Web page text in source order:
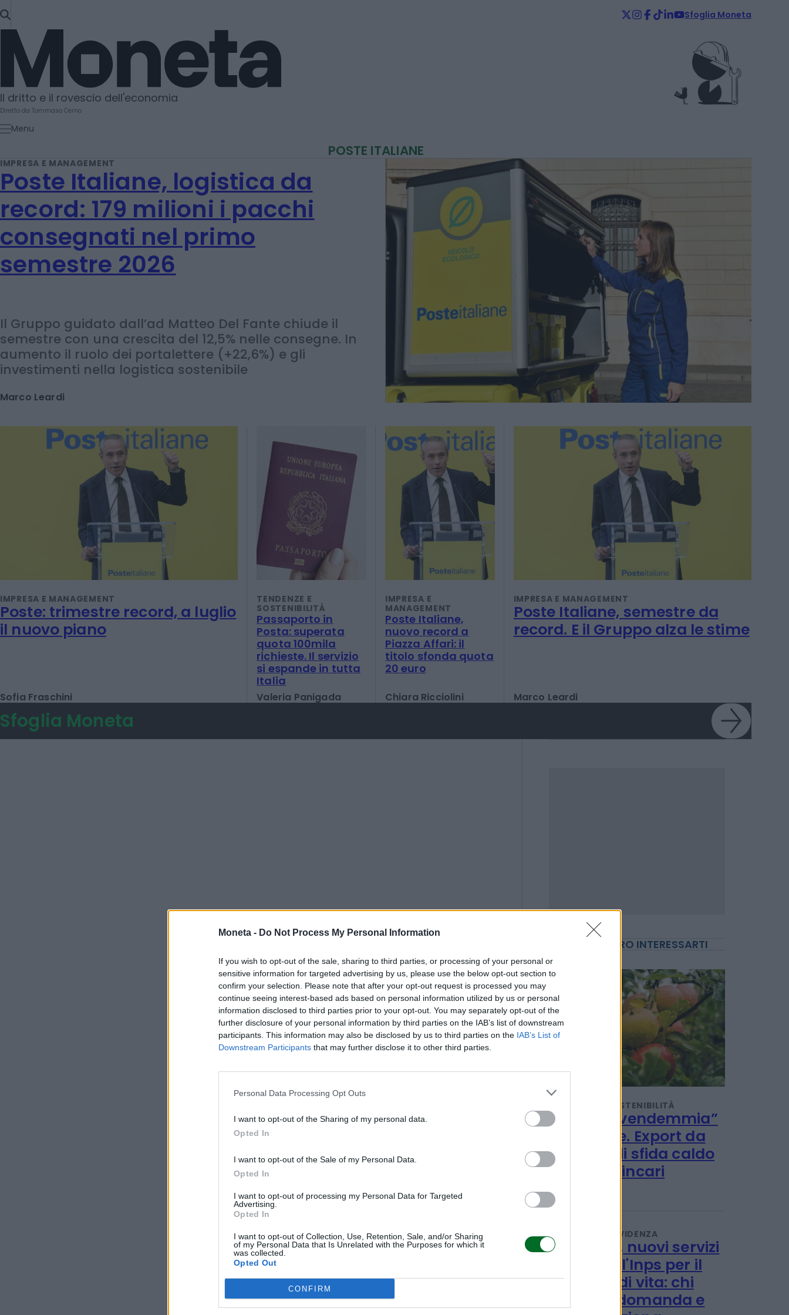
Moneta - Do Not Process My Personal Information
If you wish to opt-out of the sale, sharing to third parties, or processing of your personal or
sensitive information for targeted advertising by us, please use the below opt-out section to
confirm your selection. Please note that after your opt-out request is processed you may
continue seeing interest-based ads based on personal information utilized by us or personal
information disclosed to third parties prior to your opt-out. You may separately opt-out of the
further disclosure of your personal information by third parties on the IAB’s list of downstream
participants. This information may also be disclosed by us to third parties on the IAB’s List of
Downstream Participants that may further disclose it to other third parties.
Personal Data Processing Opt Outs
I want to opt-out of the Sharing of my personal data.
Opted In
I want to opt-out of the Sale of my Personal Data.
Opted In
I want to opt-out of processing my Personal Data for Targeted
Advertising.
Opted In
I want to opt-out of Collection, Use, Retention, Sale, and/or Sharing
of my Personal Data that Is Unrelated with the Purposes for which it
was collected.
Opted Out
CONFIRM
SKIP
TO
CONTENT
Sfoglia Moneta
Moneta
Il dritto e il rovescio dell'economia
Diretto da Tommaso Cerno
Menu
POSTE ITALIANE
IMPRESA E MANAGEMENT
Poste Italiane, logistica da
record: 179 milioni i pacchi
semestre 2026
Il Gruppo guidato dall’ad Matteo Del Fante chiude il
semestre con una crescita del 12,5% nelle consegne. In
investimenti nella logistica sostenibile
Marco Leardi
TENDENZE E
SOSTENIBILITÀ
Passaporto in
Posta: superata
quota 100mila
IMPRESA E
MANAGEMENT
Poste Italiane,
Piazza Affari: il
POTREBBERO INTERESSARTI
TENDENZE E SOSTENIBILITÀ
Al via la “vendemmia”
delle mele. Export da
1,2 miliardi sfida caldo
Redazione
PENSIONI E PREVIDENZA
Disabilità, nuovi servizi